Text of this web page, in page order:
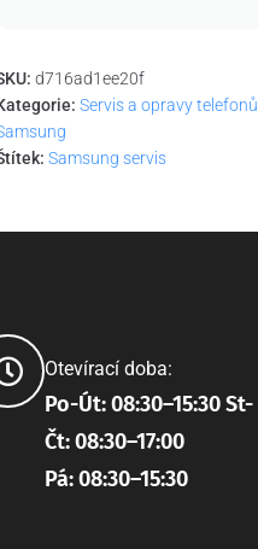
d716ad1ee20f
Servis a opravy telefonů
Samsung servis
Otevírací doba:
Po-Út: 08:30–15:30 St-
Čt: 08:30–17:00
Pá: 08:30–15:30